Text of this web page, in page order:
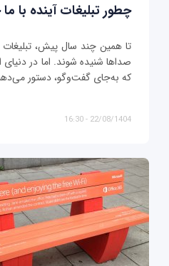
چطور تبلیغات آینده با
تا همین چند سال پیش، تبلیغات
صداها شنیده شوند. اما در دنیای
که به‌جای گفت‌وگو، دستور
22/08/1404 - 16:30